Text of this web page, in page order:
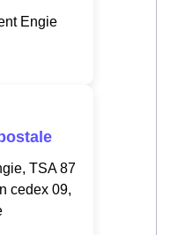
Engie
TSA 87
cedex 09,